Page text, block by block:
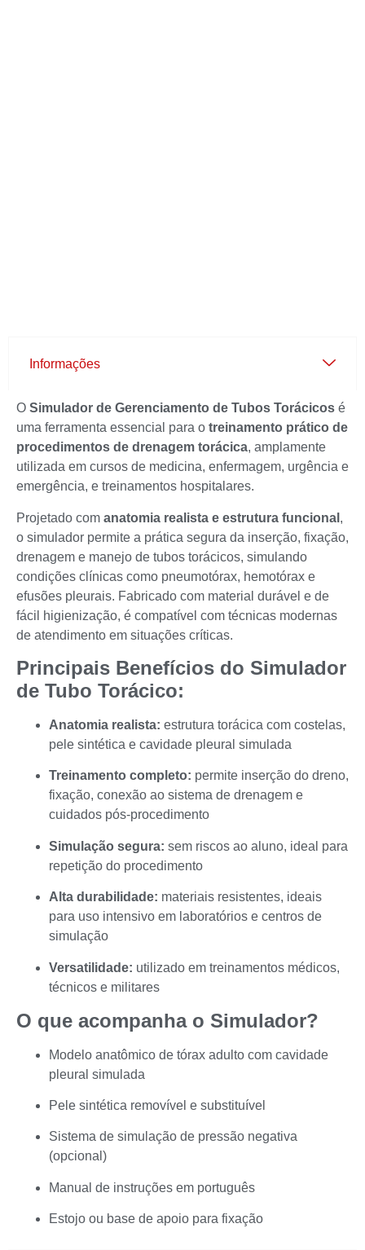
Informações
O Simulador de Gerenciamento de Tubos Torácicos é
uma ferramenta essencial para o treinamento prático de
procedimentos de drenagem torácica, amplamente
utilizada em cursos de medicina, enfermagem, urgência e
emergência, e treinamentos hospitalares.
Projetado com anatomia realista e estrutura funcional ,
o simulador permite a prática segura da inserção, fixação,
drenagem e manejo de tubos torácicos, simulando
condições clínicas como pneumotórax, hemotórax e
efusões pleurais. Fabricado com material durável e de
fácil higienização, é compatível com técnicas modernas
de atendimento em situações críticas.
Principais Benefícios do Simulador
de Tubo Torácico:
Anatomia realista: estrutura torácica com costelas,
pele sintética e cavidade pleural simulada
Treinamento completo: permite inserção do dreno,
fixação, conexão ao sistema de drenagem e
cuidados pós-procedimento
Simulação segura: sem riscos ao aluno, ideal para
repetição do procedimento
Alta durabilidade: materiais resistentes, ideais
para uso intensivo em laboratórios e centros de
simulação
Versatilidade: utilizado em treinamentos médicos,
técnicos e militares
O que acompanha o Simulador?
Modelo anatômico de tórax adulto com cavidade
pleural simulada
Pele sintética removível e substituível
Sistema de simulação de pressão negativa
(opcional)
Manual de instruções em português
Estojo ou base de apoio para fixação